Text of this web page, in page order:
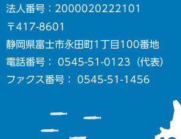
法人番号：2000020222101
〒417-8601
静岡県富士市永田町1丁目100番地
電話番号： 0545-51-0123（代表）
ファクス番号： 0545-51-1456